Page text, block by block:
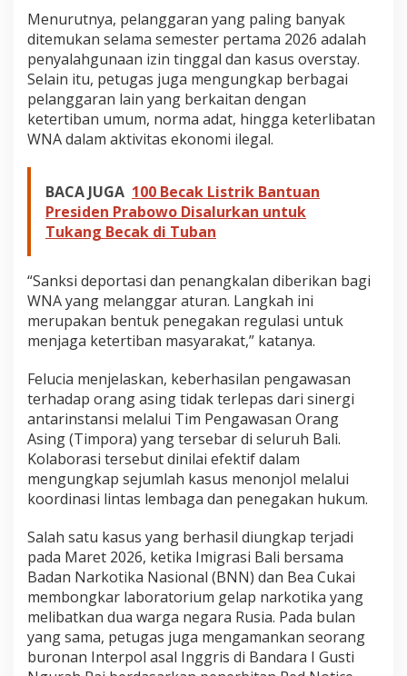
Menurutnya, pelanggaran yang paling banyak
ditemukan selama semester pertama 2026 adalah
penyalahgunaan izin tinggal dan kasus overstay.
Selain itu, petugas juga mengungkap berbagai
pelanggaran lain yang berkaitan dengan
ketertiban umum, norma adat, hingga keterlibatan
WNA dalam aktivitas ekonomi ilegal.
BACA JUGA 100 Becak Listrik Bantuan
Presiden Prabowo Disalurkan untuk
Tukang Becak di Tuban
“Sanksi deportasi dan penangkalan diberikan bagi
WNA yang melanggar aturan. Langkah ini
merupakan bentuk penegakan regulasi untuk
menjaga ketertiban masyarakat,” katanya.
Felucia menjelaskan, keberhasilan pengawasan
terhadap orang asing tidak terlepas dari sinergi
antarinstansi melalui Tim Pengawasan Orang
Asing (Timpora) yang tersebar di seluruh Bali.
Kolaborasi tersebut dinilai efektif dalam
mengungkap sejumlah kasus menonjol melalui
koordinasi lintas lembaga dan penegakan hukum.
Salah satu kasus yang berhasil diungkap terjadi
pada Maret 2026, ketika Imigrasi Bali bersama
Badan Narkotika Nasional (BNN) dan Bea Cukai
membongkar laboratorium gelap narkotika yang
melibatkan dua warga negara Rusia. Pada bulan
yang sama, petugas juga mengamankan seorang
buronan Interpol asal Inggris di Bandara I Gusti